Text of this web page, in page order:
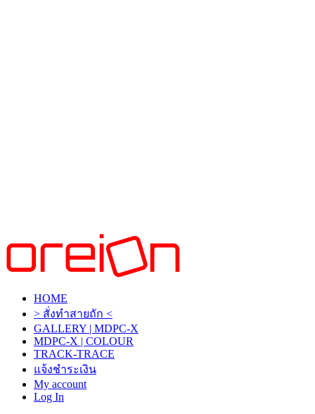
HOME
> สั่งทำสายถัก <
GALLERY | MDPC-X
MDPC-X | COLOUR
TRACK-TRACE
แจ้งชำระเงิน
My account
Log In